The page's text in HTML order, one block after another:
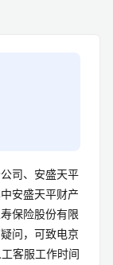
司、安盛天平
安盛天平财产
保险股份有限
问，可致电京
客服工作时间